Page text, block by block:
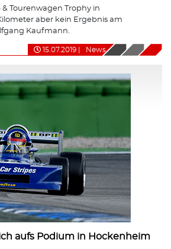
Tourenwagen Trophy in
aber kein Ergebnis am
Kaufmann.
15.07.2019 News
aufs Podium in Hockenheim